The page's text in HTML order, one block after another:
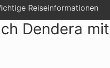
Reiseinformationen
Dendera